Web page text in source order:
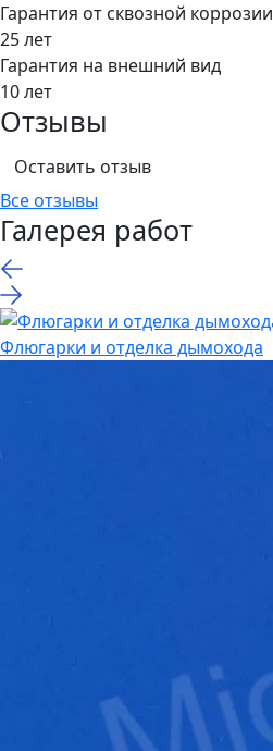
Гарантия от сквозной коррозии
25 лет
Гарантия на внешний вид
10 лет
Отзывы
Оставить отзыв
Все отзывы
Галерея работ
Флюгарки и отделка дымохода